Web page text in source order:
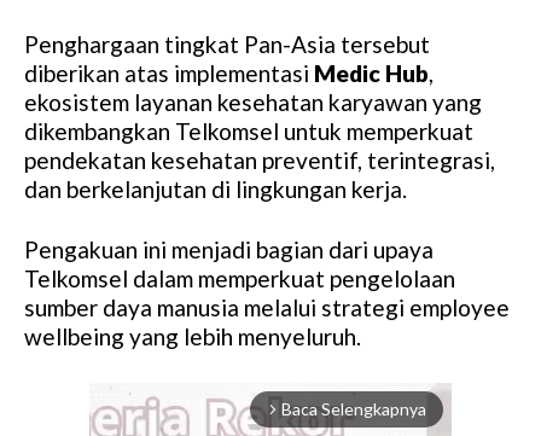
Penghargaan tingkat Pan-Asia tersebut
diberikan atas implementasi Medic Hub,
ekosistem layanan kesehatan karyawan yang
dikembangkan Telkomsel untuk memperkuat
pendekatan kesehatan preventif, terintegrasi,
dan berkelanjutan di lingkungan kerja.
Pengakuan ini menjadi bagian dari upaya
Telkomsel dalam memperkuat pengelolaan
sumber daya manusia melalui strategi employee
wellbeing yang lebih menyeluruh.
arrow_forward_ios Baca Selengkapnya